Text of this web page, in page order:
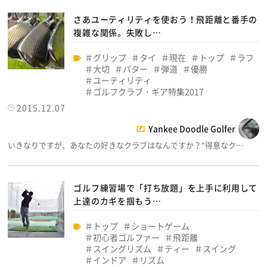
さあユーティリティを使おう！飛距離と番手の
複雑な関係。失敗し…
グリップ タイ 現在 トップ
ラフ
大切
パター 弾道
優勝
ユーティリティ
ゴルフクラブ・ギア特集2017
2015.12.07
Yankee Doodle Golfer
いきなりですが、あなたの好きなクラブはなんですか？“得意なク…
ゴルフ練習場で「打ち放題」を上手に利用して
上達のカギを掴もう…
トップ
ショートゲーム
初心者ゴルファー
飛距離
スイングリズム
ティー
スイング
インドア
リズム